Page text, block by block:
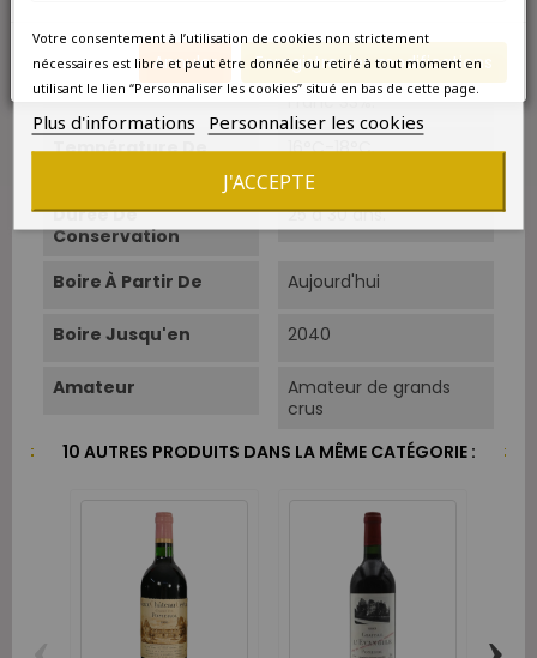
Annuler Enregistrer les modifications
Cépage Dominant Merlot
Cépages
Merlot 67%, Cabernet
Franc 33%.
Température De
16°C-18°C.
Durée De
Conservation
25 à 30 ans.
Boire À Partir De Aujourd'hui
Boire Jusqu'en 2040
Amateur
Amateur de grands
crus
10 AUTRES PRODUITS DANS LA MÊME CATÉGORIE :
Votre consentement à l’utilisation de cookies non strictement
nécessaires est libre et peut être donnée ou retiré à tout moment en
utilisant le lien “Personnaliser les cookies” situé en bas de cette page.
Plus d'informations Personnaliser les cookies
J'ACCEPTE